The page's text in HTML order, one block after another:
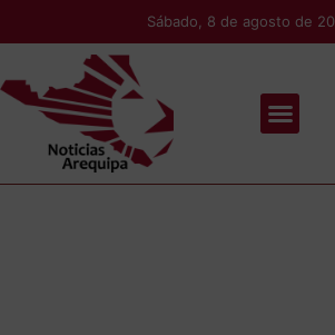
Sábado, 8 de agosto de